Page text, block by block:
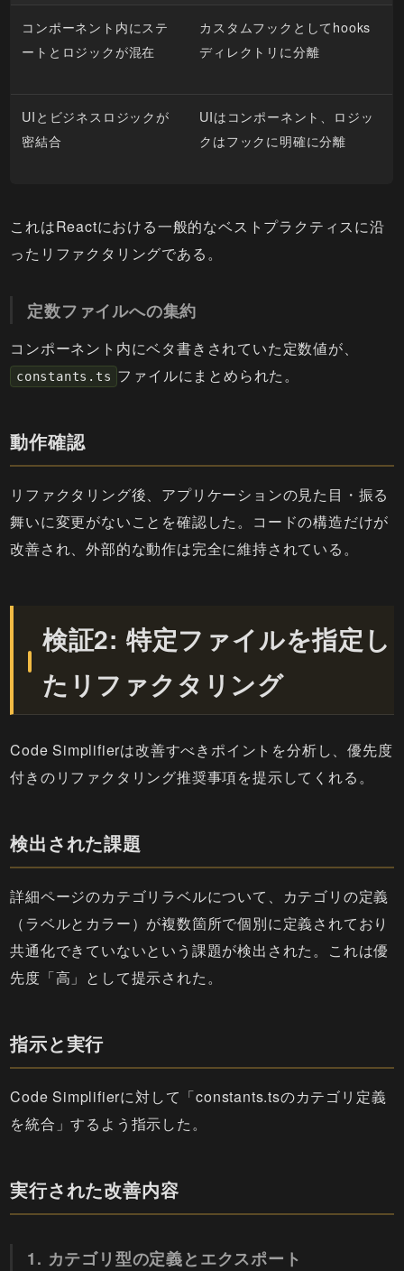
コンポーネント内にステ
ートとロジックが混在
カスタムフックとしてhooks
ディレクトリに分離
UIとビジネスロジックが
密結合
UIはコンポーネント、ロジッ
クはフックに明確に分離
これはReactにおける一般的なベストプラクティスに沿
ったリファクタリングである。
定数ファイルへの集約
コンポーネント内にベタ書きされていた定数値が、
constants.ts ファイルにまとめられた。
動作確認
リファクタリング後、アプリケーションの見た目・振る
舞いに変更がないことを確認した。コードの構造だけが
改善され、外部的な動作は完全に維持されている。
検証2: 特定ファイルを指定し
たリファクタリング
Code Simplifierは改善すべきポイントを分析し、優先度
付きのリファクタリング推奨事項を提示してくれる。
検出された課題
詳細ページのカテゴリラベルについて、カテゴリの定義
（ラベルとカラー）が複数箇所で個別に定義されており
共通化できていないという課題が検出された。これは優
先度「高」として提示された。
指示と実行
Code Simplifierに対して「constants.tsのカテゴリ定義
を統合」するよう指示した。
実行された改善内容
1. カテゴリ型の定義とエクスポート